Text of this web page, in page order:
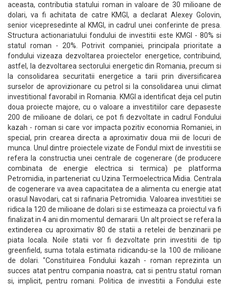
aceasta, contributia statului roman in valoare de 30 milioane de
dolari, va fi achitata de catre KMGI, a declarat Alexey Golovin,
senior vicepresedinte al KMGI, in cadrul unei conferinte de presa.
Structura actionariatului fondului de investitii este KMGI - 80% si
statul roman - 20%. Potrivit companiei, principala prioritate a
fondului vizeaza dezvoltarea proiectelor energetice, contribuind,
astfel, la dezvoltarea sectorului energetic din Romania, precum si
la consolidarea securitatii energetice a tarii prin diversificarea
surselor de aprovizionare cu petrol si la consolidarea unui climat
investitional favorabil in Romania. KMGI a identificat deja cel putin
doua proiecte majore, cu o valoare a investitiilor care depaseste
200 de milioane de dolari, ce pot fi dezvoltate in cadrul Fondului
kazah - roman si care vor impacta pozitiv economia Romaniei, in
special, prin crearea directa a aproximativ doua mii de locuri de
munca. Unul dintre proiectele vizate de Fondul mixt de investitii se
refera la constructia unei centrale de cogenerare (de producere
combinata de energie electrica si termica) pe platforma
Petromidia, in parteneriat cu Uzina Termoelectrica Midia. Centrala
de cogenerare va avea capacitatea de a alimenta cu energie atat
orasul Navodari, cat si rafinaria Petromidia. Valoarea investitiei se
ridica la 120 de milioane de dolari si se estimeaza ca proiectul va fi
finalizat in 4 ani din momentul demararii. Un alt proiect se refera la
extinderea cu aproximativ 80 de statii a retelei de benzinarii pe
piata locala. Noile statii vor fi dezvoltate prin investitii de tip
greenfield, suma totala estimata ridicandu-se la 100 de milioane
de dolari. "Constituirea Fondului kazah - roman reprezinta un
succes atat pentru compania noastra, cat si pentru statul roman
si, implicit, pentru romani. Politica de investitii a Fondului este